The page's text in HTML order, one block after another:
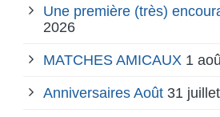
Une première (très)
2026
MATCHES AMICAUX 1
Anniversaires Août 31